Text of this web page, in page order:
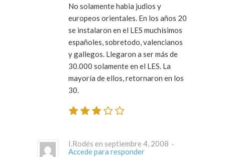
No solamente habia judios y
europeos orientales. En los años 20
se instalaron en el LES muchísimos
españoles, sobretodo, valencianos
y gallegos. Llegaron a ser más de
30.000 solamente en el LES. La
mayoría de ellos, retornaron en los
30.
I.Rodés en septiembre 4, 2008 ·
Accede para responder